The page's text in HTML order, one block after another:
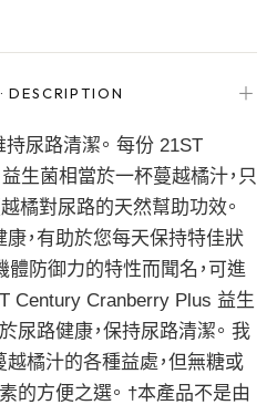
·DESCRIPTION ＋
尿路清潔。 每份 21ST
生菌相當於一杯蔓越橘汁，只
橘對尿路的天然幫助功效。
，有助於您每天保持特佳狀
體防御力的特性而聞名，可進
Century Cranberry Plus 益生
尿路健康，保持尿路清潔。 我
橘汁的各種益處，但無糖或
的方便之選。 †本產品不是由